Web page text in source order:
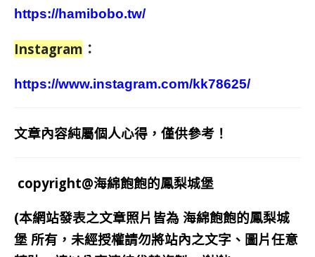
https://hamibobo.tw/
Instagram ：
https://www.instagram.com/kk78625/
文章內容純屬個人心得，僅供參考！
copyright@海綿飽飽的鳳梨城堡
(本網站發表之文章照片皆為 海綿飽飽的鳳梨城
堡 所有，未經授權請勿將站內之文字、圖片任意